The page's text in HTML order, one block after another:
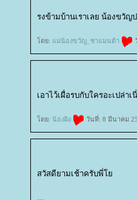
รงข้ามบ้านเราเลย น้องขวั
ดย: ม่น้องขวัญ_ซาแมนต้า
เอาไว้เผื่อรบกับใครอะเปล่า
ดย: น้องผิง วันที่: 8 มีนาคม
สวัสดียามเช้าครับพี่